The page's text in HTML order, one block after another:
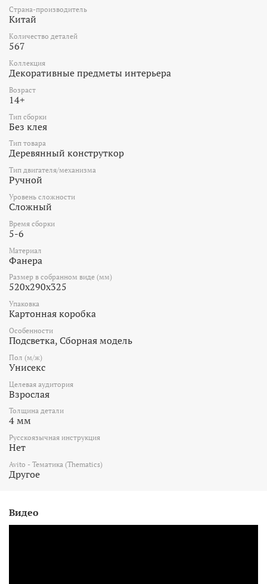
Страна-производитель
Китай
Количество деталей
567
Коллекция
Декоративные предметы интерьера
Возраст
14+
Тип сборки
Без клея
Тип товара
Деревянный конструткор
Тип двигателя/механизма
Ручной
Уровень сложности
Сложный
Время сборки
5-6
Материал
Фанера
Размер в собранном виде (мм)
520х290х325
Упаковка
Картонная коробка
Особенности
Подсветка, Сборная модель
Пол (м/ж)
Унисекс
Целевая аудитория
Взрослая
Толщина детали
4 мм
Русскоязычная инструкция
Нет
Avito - Тематика (Thematics)
Другое
Видео